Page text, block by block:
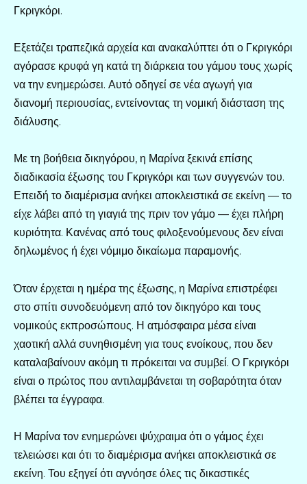
Γκριγκόρι.
Εξετάζει τραπεζικά αρχεία και ανακαλύπτει ότι ο Γκριγκόρι
αγόρασε κρυφά γη κατά τη διάρκεια του γάμου τους χωρίς
να την ενημερώσει. Αυτό οδηγεί σε νέα αγωγή για
διανομή περιουσίας, εντείνοντας τη νομική διάσταση της
διάλυσης.
Με τη βοήθεια δικηγόρου, η Μαρίνα ξεκινά επίσης
διαδικασία έξωσης του Γκριγκόρι και των συγγενών του.
Επειδή το διαμέρισμα ανήκει αποκλειστικά σε εκείνη — το
είχε λάβει από τη γιαγιά της πριν τον γάμο — έχει πλήρη
κυριότητα. Κανένας από τους φιλοξενούμενους δεν είναι
δηλωμένος ή έχει νόμιμο δικαίωμα παραμονής.
Όταν έρχεται η ημέρα της έξωσης, η Μαρίνα επιστρέφει
στο σπίτι συνοδευόμενη από τον δικηγόρο και τους
νομικούς εκπροσώπους. Η ατμόσφαιρα μέσα είναι
χαοτική αλλά συνηθισμένη για τους ενοίκους, που δεν
καταλαβαίνουν ακόμη τι πρόκειται να συμβεί. Ο Γκριγκόρι
είναι ο πρώτος που αντιλαμβάνεται τη σοβαρότητα όταν
βλέπει τα έγγραφα.
Η Μαρίνα τον ενημερώνει ψύχραιμα ότι ο γάμος έχει
τελειώσει και ότι το διαμέρισμα ανήκει αποκλειστικά σε
εκείνη. Του εξηγεί ότι αγνόησε όλες τις δικαστικές